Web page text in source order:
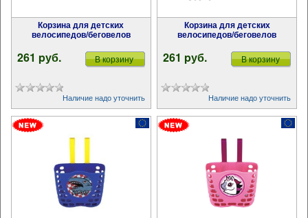
Корзина для детских
велосипедов/беговелов
261 pуб. В корзину
Наличие надо уточнить
Корзина для детских
велосипедов/беговелов
261 pуб. В корзину
Наличие надо уточнить